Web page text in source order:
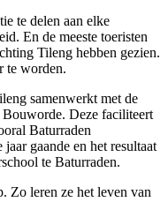
te delen aan elke
En de meeste toeristen
Tileng hebben gezien.
te worden.
samenwerkt met de
Deze faciliteert
Baturraden
gaande en het resultaat
te Baturraden.
Zo leren ze het leven van